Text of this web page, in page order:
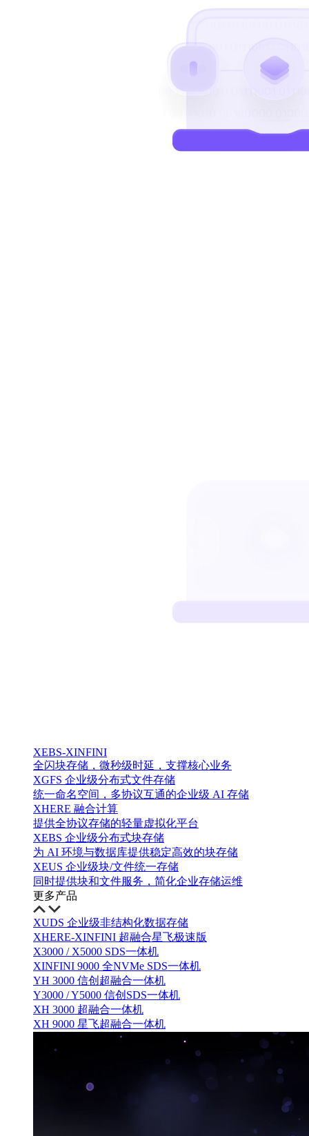
XEBS-XINFINI
全闪块存储，微秒级时延，支撑核心业务
XGFS 企业级分布式文件存储
统一命名空间，多协议互通的企业级 AI 存储
XHERE 融合计算
提供全协议存储的轻量虚拟化平台
XEBS 企业级分布式块存储
为 AI 环境与数据库提供稳定高效的块存储
XEUS 企业级块/文件统一存储
同时提供块和文件服务，简化企业存储运维
更多产品
XUDS 企业级非结构化数据存储
XHERE-XINFINI 超融合星飞极速版
X3000 / X5000 SDS一体机
XINFINI 9000 全NVMe SDS一体机
YH 3000 信创超融合一体机
Y3000 / Y5000 信创SDS一体机
XH 3000 超融合一体机
XH 9000 星飞超融合一体机